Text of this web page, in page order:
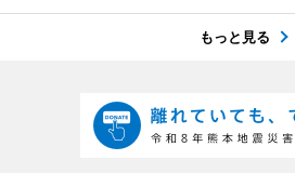
もっと見る